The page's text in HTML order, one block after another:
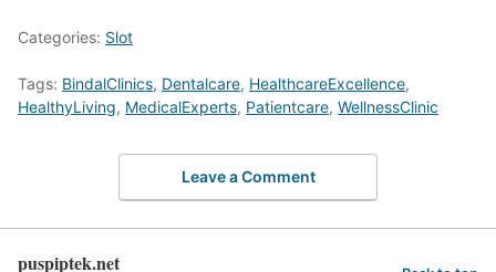
Categories: Slot
Tags: BindalClinics, Dentalcare, HealthcareExcellence,
HealthyLiving, MedicalExperts, Patientcare, WellnessClinic
Leave a Comment
puspiptek.net